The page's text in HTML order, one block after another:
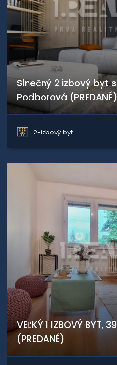
Slnečný 2 izbový byt
Podborová (PREDANÉ)
2-izbový byt
VEĽKÝ 1 IZBOVÝ BYT,
(PREDANÉ)